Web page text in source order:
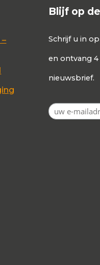
Blijf op
Schrijf u in
en ontvang
nieuwsbrief.